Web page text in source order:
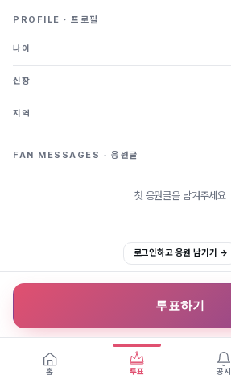
PROFILE · 프로필
나이
신장
지역
FAN MESSAGES · 응원글
첫 응원글을 남겨주세요
로그인하고 응원 남기기 →
투표하기
홈 투표 공지